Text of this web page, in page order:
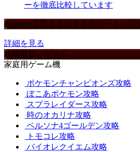
ーを徹底比較しています
Amazonで買えるおすすめゲーミング
詳細を見る
攻略取扱いゲーム
家庭用ゲーム機
ポケモンチャンピオンズ攻略
ぽこあポケモン攻略
スプラレイダース攻略
時のオカリナ攻略
ペルソナ4ゴールデン攻略
トモコレ攻略
バイオレクイエム攻略